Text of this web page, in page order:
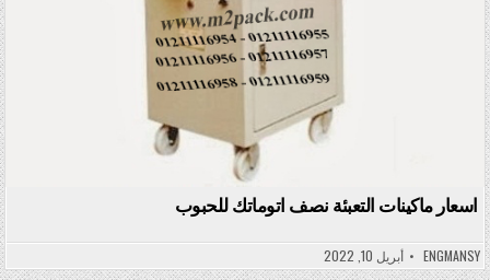
اسعار ماكينات التعبئة نصف اتوماتك للحبوب
ENGMANSY أبريل 10, 2022